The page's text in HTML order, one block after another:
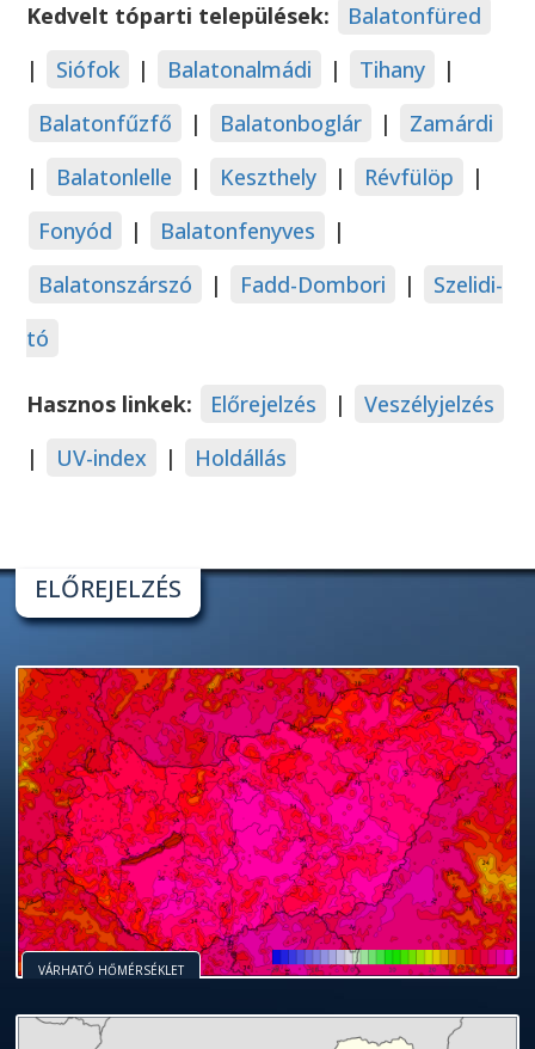
Kedvelt tóparti települések:
Balatonfüred
|
Siófok | Balatonalmádi | Tihany
|
Balatonfűzfő
| Balatonboglár |
Zamárdi
|
Balatonlelle | Keszthely | Révfülöp
|
Fonyód
| Balatonfenyves
|
Balatonszárszó
| Fadd-Dombori |
Szelidi-
tó
Hasznos linkek: Előrejelzés |
Veszélyjelzés
|
UV-index | Holdállás
ELŐREJELZÉS
VÁRHATÓ HŐMÉRSÉKLET